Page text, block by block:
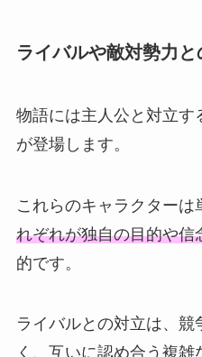
ライバルや敵対勢力
物語には主人公と対立す
が登場します。
これらのキャラクターは
れぞれが独自の目的や信
的です。
ライバルとの対立は、競
く、互いに認め合う複雑